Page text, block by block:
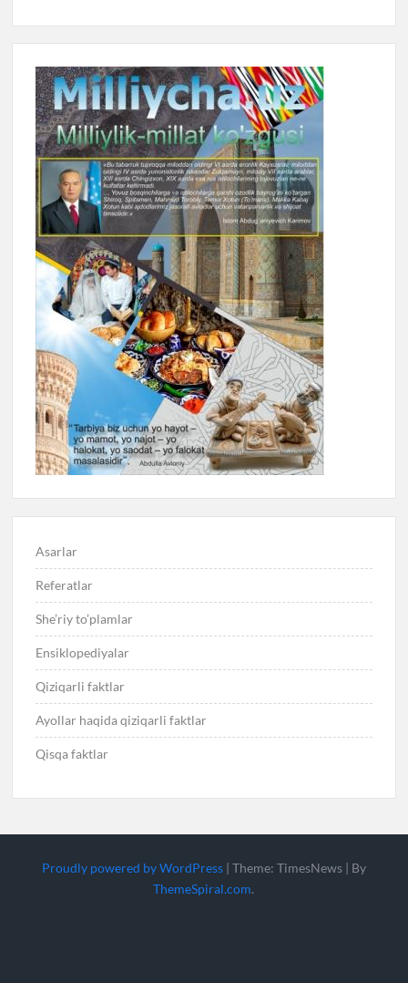
Asarlar
Referatlar
She’riy to’plamlar
Ensiklopediyalar
Qiziqarli faktlar
Ayollar haqida qiziqarli faktlar
Qisqa faktlar
Proudly powered by WordPress | Theme: TimesNews | By
ThemeSpiral.com.